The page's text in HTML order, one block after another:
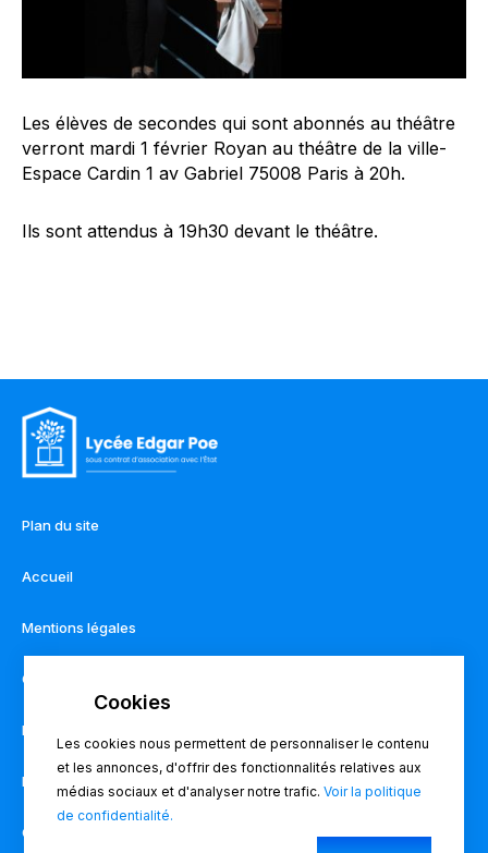
Les élèves de secondes qui sont abonnés au théâtre
verront mardi 1 février Royan au théâtre de la ville-
Espace Cardin 1 av Gabriel 75008 Paris à 20h.
Ils sont attendus à 19h30 devant le théâtre.
Plan du site
Accueil
Mentions légales
Contact
Règlement intérieur
Pronote
Charte du lycée
Les cookies nous permettent de personnaliser le contenu
et les annonces, d'offrir des fonctionnalités relatives aux
médias sociaux et d'analyser notre trafic.Voir la politique
de confidentialité.